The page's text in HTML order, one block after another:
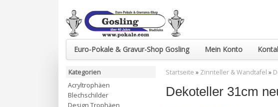
Euro-Pokale & Gravur-Shop Gosling Mein Konto
Startseite » Zinnteller & Wandtafel »
Dekoteller 31cm
Kategorien
Acryltrophäen
Blechschilder
Design Trophäen